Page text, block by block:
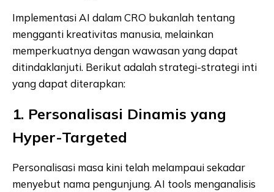
Implementasi AI dalam CRO bukanlah tentang
mengganti kreativitas manusia, melainkan
memperkuatnya dengan wawasan yang dapat
ditindaklanjuti. Berikut adalah strategi-strategi inti
yang dapat diterapkan:
1. Personalisasi Dinamis yang
Hyper-Targeted
Personalisasi masa kini telah melampaui sekadar
menyebut nama pengunjung. AI tools menganalisis